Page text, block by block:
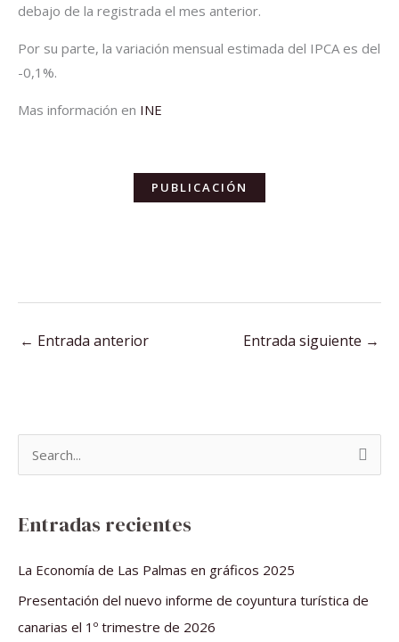
debajo de la registrada el mes anterior.
Por su parte, la variación mensual estimada del IPCA es del
-0,1%.
Mas información en INE
PUBLICACIÓN
← Entrada anterior Entrada siguiente →
a
Entradas recientes
La Economía de Las Palmas en gráficos 2025
Presentación del nuevo informe de coyuntura turística de
canarias el 1º trimestre de 2026